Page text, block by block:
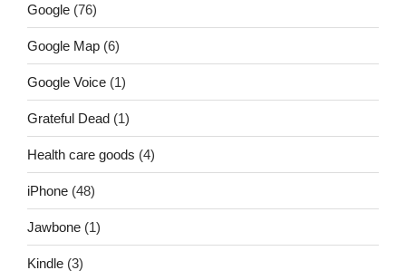
Google (76)
Google Map (6)
Google Voice (1)
Grateful Dead (1)
Health care goods (4)
iPhone (48)
Jawbone (1)
Kindle (3)